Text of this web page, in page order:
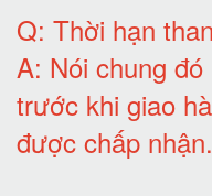
Q: Thời hạn
A: Nói chung
trước khi giao
được chấp nhận.